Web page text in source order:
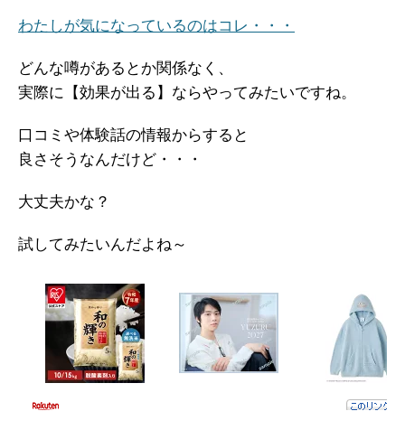
わたしが気になっているのはコレ・・・
どんな噂があるとか関係なく、
実際に【効果が出る】ならやってみたいですね。
口コミや体験話の情報からすると
良さそうなんだけど・・・
大丈夫かな？
試してみたいんだよね～